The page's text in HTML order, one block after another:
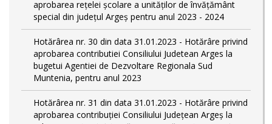
aprobarea reţelei şcolare a unităţilor de învăţământ
special din judeţul Argeş pentru anul 2023 - 2024
Hotărârea nr. 30 din data 31.01.2023 - Hotărâre privind
aprobarea contributiei Consiliului Judetean Arges la
bugetui Agentiei de Dezvoltare Regionala Sud
Muntenia, pentru anul 2023
Hotărârea nr. 31 din data 31.01.2023 - Hotărâre privind
aprobarea contribuției Consiliului Județean Argeș la